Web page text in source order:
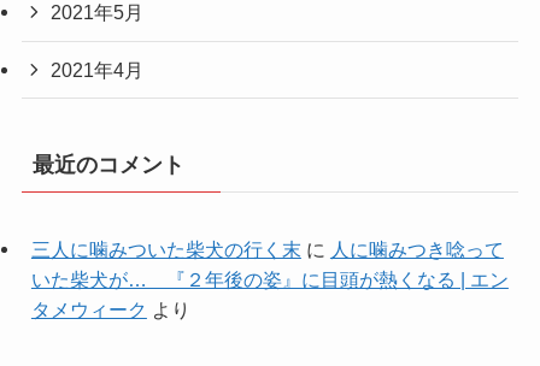
2021年5月
2021年4月
最近のコメント
三人に噛みついた柴犬の行く末 に 人に噛みつき唸って
いた柴犬が… 『２年後の姿』に目頭が熱くなる | エン
タメウィーク より